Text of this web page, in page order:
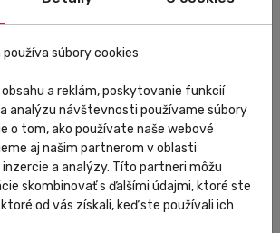
látky jsou elastické a zajišťují tepelný
pro dobrou viditelnost na silnici.
ukončení rukávů a ochranné
zajišťují maximální pohodlí.
súbory cookies
obsahu a reklám, poskytovanie funkcií
analýzu návštevnosti používame súbory
o tom, ako používate naše webové
aj našim partnerom v oblasti
a analýzy. Títo partneri môžu
skombinovať s ďalšími údajmi, ktoré ste
od vás získali, keď ste používali ich